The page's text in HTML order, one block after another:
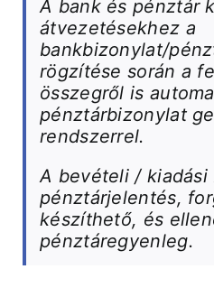
A bank és pénztár
átvezetésekhez a
bankbizonylat/
rögzítése során a
összegről is
pénztárbizonylat
rendszerrel.
A bevételi /
pénztárjelentés,
készíthető, és
pénztáregyenleg.